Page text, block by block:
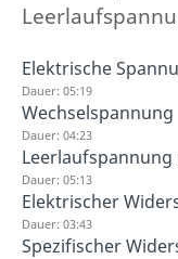
Elektrische
Dauer: 05:19
Wechselspannung
Dauer: 04:23
Dauer: 05:13
Elektrischer
Dauer: 03:43
Spezifischer